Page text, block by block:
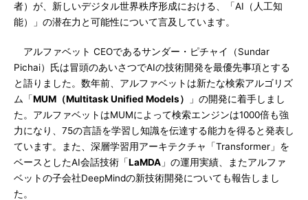
者）が、新しいデジタル世界秩序形成における、「AI（人工知
能）」の潜在力と可能性について言及しています。
アルファベット CEOであるサンダー・ピチャイ（Sundar
Pichai）氏は冒頭のあいさつでAIの技術開発を最優先事項とする
と語りました。数年前、アルファベットは新たな検索アルゴリズ
ム「MUM（Multitask Unified Models）
」の開発に着手しまし
た。アルファベットはMUMによって検索エンジンは1000倍も強
力になり、75の言語を学習し知識を伝達する能力を得ると発表し
ています。また、深層学習用アーキテクチャ「Transformer」を
ベースとしたAI会話技術「LaMDA 」の運用実績、またアルファ
ベットの子会社DeepMindの新技術開発についても報告しまし
た。